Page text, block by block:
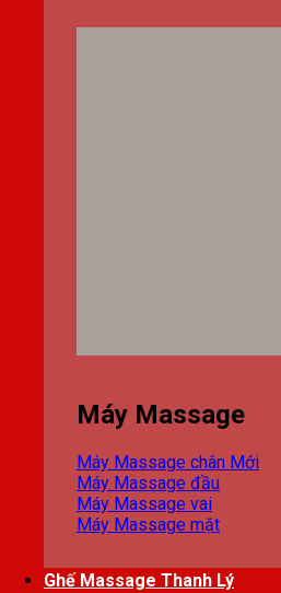
Máy Massage
Máy Massage chân
Máy Massage đầu
Máy Massage vai
Máy Massage mặt
Ghế Massage Thanh Lý